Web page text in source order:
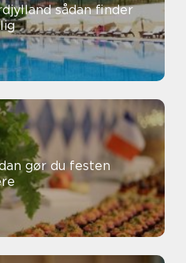
finder
gør du festen